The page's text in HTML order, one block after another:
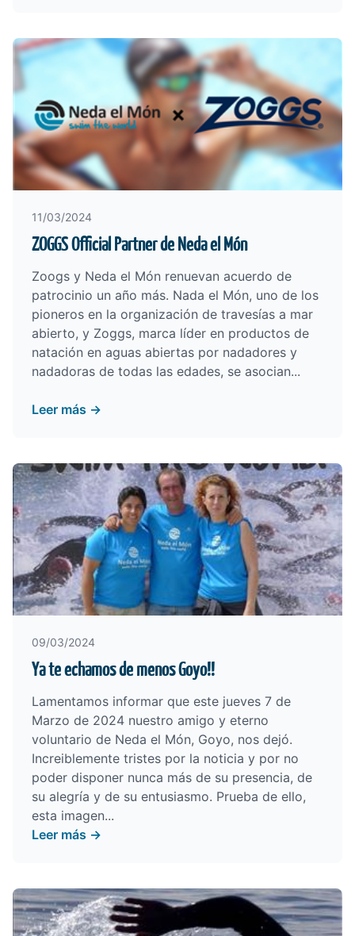
11/03/2024
ZOGGS Official Partner de Neda el Món
Zoogs y Neda el Món renuevan acuerdo de
patrocinio un año más. Nada el Món, uno de los
pioneros en la organización de travesías a mar
abierto, y Zoggs, marca líder en productos de
natación en aguas abiertas por nadadores y
nadadoras de todas las edades, se asocian...
Leer más →
09/03/2024
Ya te echamos de menos Goyo!!
Lamentamos informar que este jueves 7 de
Marzo de 2024 nuestro amigo y eterno
voluntario de Neda el Món, Goyo, nos dejó.
Increiblemente tristes por la noticia y por no
poder disponer nunca más de su presencia, de
su alegría y de su entusiasmo. Prueba de ello,
esta imagen...
Leer más →